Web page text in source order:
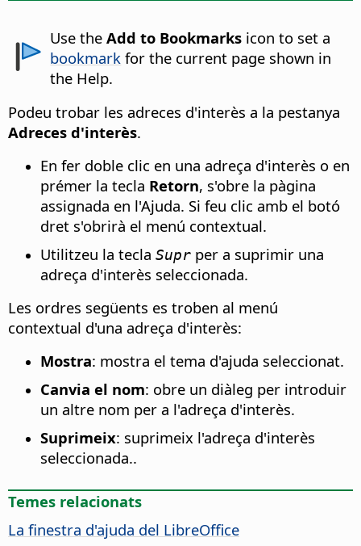
Use theAdd to Bookmarks icon to set a
bookmark for the current page shown in
the Help.
Podeu trobar les adreces d'interès a la pestanya
Adreces d'interès.
En fer doble clic en una adreça d'interès o en
prémer la tecla Retorn, s'obre la pàgina
assignada en l'Ajuda. Si feu clic amb el botó
dret s'obrirà el menú contextual.
Utilitzeu la tecla Supr per a suprimir una
adreça d'interès seleccionada.
Les ordres següents es troben al menú
contextual d'una adreça d'interès:
Mostra: mostra el tema d'ajuda seleccionat.
Canvia el nom: obre un diàleg per introduir
un altre nom per a l'adreça d'interès.
Suprimeix: suprimeix l'adreça d'interès
seleccionada..
Temes relacionats
La finestra d'ajuda del LibreOffice